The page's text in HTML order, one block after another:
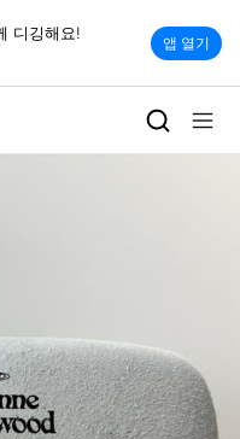
디깅해요!
앱 열기